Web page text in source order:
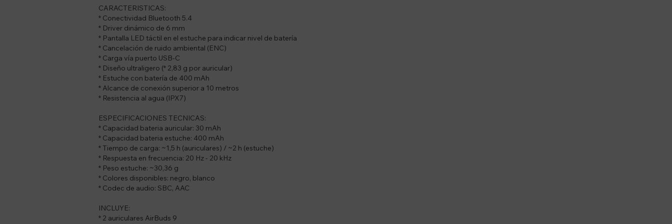
CARACTERISTICAS:
* Conectividad Bluetooth 5.4
* Driver dinámico de 6 mm
* Pantalla LED táctil en el estuche para indicar nivel de batería
* Cancelación de ruido ambiental (ENC)
* Carga vía puerto USB-C
* Diseño ultraligero (* 2,83 g por auricular)
* Estuche con batería de 400 mAh
* Alcance de conexión superior a 10 metros
* Resistencia al agua (IPX7)
ESPECIFICACIONES TECNICAS:
* Capacidad bateria auricular: 30 mAh
* Capacidad bateria estuche: 400 mAh
* Tiempo de carga: ~1,5 h (auriculares) / ~2 h (estuche)
* Respuesta en frecuencia: 20 Hz - 20 kHz
* Peso estuche: ~30,36 g
* Colores disponibles: negro, blanco
* Codec de audio: SBC, AAC
INCLUYE:
* 2 auriculares AirBuds 9